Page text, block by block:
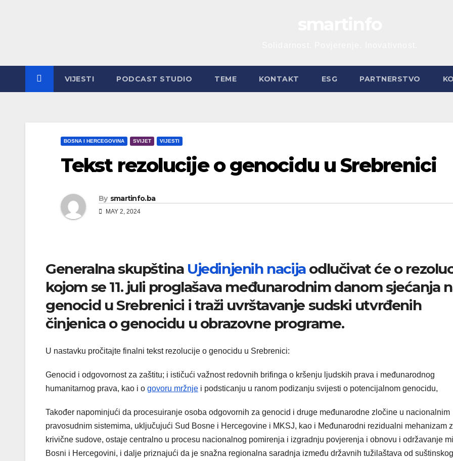
VIJESTI PODCAST STUDIO TEME KONTAKT ESG PARTNERSTVO
BOSNA I HERCEGOVINA SVIJET VIJESTI
Tekst rezolucije o genocidu u Srebrenici
By smartinfo.ba
MAY 2, 2024
Generalna skupština Ujedinjenih nacijaodlučivat će o
kojom se 11. juli proglašava međunarodnim danom sjećanja
genocid u Srebrenici i traži uvrštavanje sudski utvrđenih
činjenica o genocidu u obrazovne programe.
U nastavku pročitajte finalni tekst rezolucije o genocidu u Srebrenici:
Genocid i odgovornost za zaštitu; i ističući važnost redovnih brifinga o kršenju ljudskih prava i međunarodnog
humanitarnog prava, kao i o govoru mržnje i podsticanju u ranom podizanju svijesti o potencijalnom genocidu,
Također napominjući da procesuiranje osoba odgovornih za genocid i druge međunarodne zločine u nacionalnim
pravosudnim sistemima, uključujući Sud Bosne i Hercegovine i MKSJ, kao i Međunarodni rezidualni mehanizam
krivične sudove, ostaje centralno u procesu nacionalnog pomirenja i izgradnju povjerenja i obnovu i održavanje
Bosni i Hercegovini, i dalje priznajući da je snažna regionalna saradnja između državnih tužilaštava od suštinskog